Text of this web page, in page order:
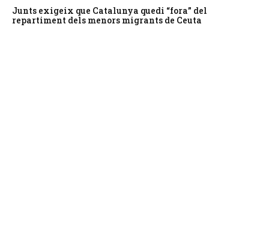
Junts exigeix que Catalunya quedi “fora” del
repartiment dels menors migrants de Ceuta